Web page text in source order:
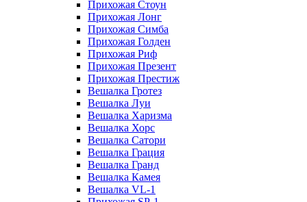
Прихожая Стоун
Прихожая Лонг
Прихожая Симба
Прихожая Голден
Прихожая Риф
Прихожая Презент
Прихожая Престиж
Вешалка Гротез
Вешалка Луи
Вешалка Харизма
Вешалка Хорс
Вешалка Сатори
Вешалка Грация
Вешалка Гранд
Вешалка Камея
Вешалка VL-1